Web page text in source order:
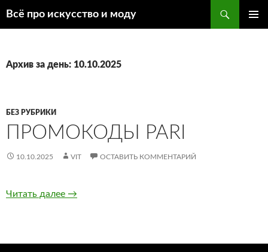
Всё про искусство и моду
Архив за день: 10.10.2025
БЕЗ РУБРИКИ
ПРОМОКОДЫ PARI
10.10.2025 VIT ОСТАВИТЬ КОММЕНТАРИЙ
Читать далее Промокоды Pari
→